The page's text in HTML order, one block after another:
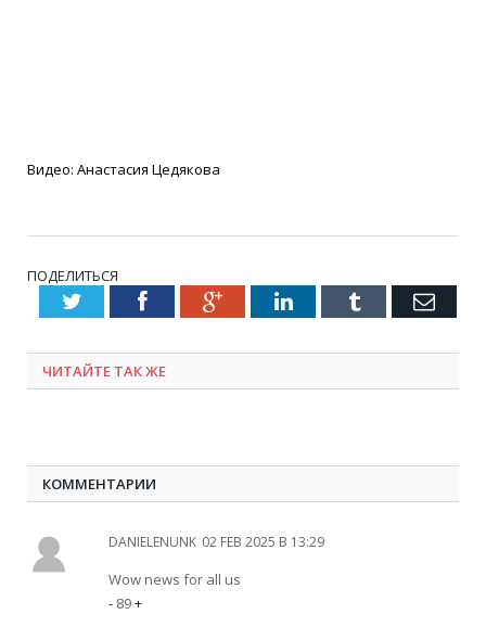
Видео: Анастасия Цедякова
ПОДЕЛИТЬСЯ
TwitterFacebookGoogle+LinkedInTumblr Email
ЧИТАЙТЕ ТАК ЖЕ
КОММЕНТАРИИ
DANIELENUNK 02 FEB 2025 В 13:29
Wow news for all us
- 89+